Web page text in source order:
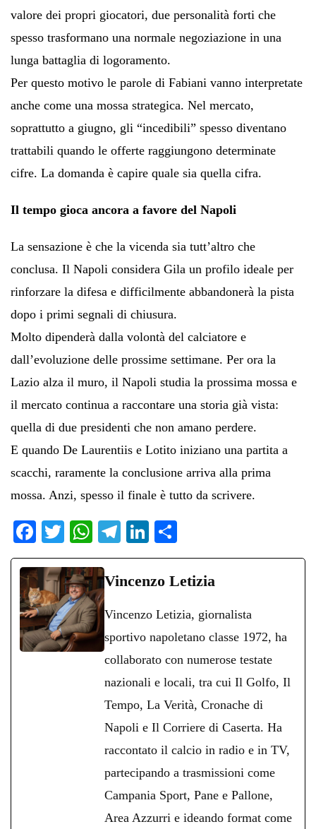
valore dei propri giocatori, due personalità forti che
spesso trasformano una normale negoziazione in una
lunga battaglia di logoramento.
Per questo motivo le parole di Fabiani vanno interpretate
anche come una mossa strategica. Nel mercato,
soprattutto a giugno, gli “incedibili” spesso diventano
trattabili quando le offerte raggiungono determinate
cifre. La domanda è capire quale sia quella cifra.
Il tempo gioca ancora a favore del Napoli
La sensazione è che la vicenda sia tutt’altro che
conclusa. Il Napoli considera Gila un profilo ideale per
rinforzare la difesa e difficilmente abbandonerà la pista
dopo i primi segnali di chiusura.
Molto dipenderà dalla volontà del calciatore e
dall’evoluzione delle prossime settimane. Per ora la
Lazio alza il muro, il Napoli studia la prossima mossa e
il mercato continua a raccontare una storia già vista:
quella di due presidenti che non amano perdere.
E quando De Laurentiis e Lotito iniziano una partita a
scacchi, raramente la conclusione arriva alla prima
mossa. Anzi, spesso il finale è tutto da scrivere.
Fa
ce
bo
ok
T
wi
tte
r
W
ha
ts
A
pp
Te
le
gr
m
Li
nk
ed
on
di
di
Vincenzo Letizia
Vincenzo Letizia, giornalista
sportivo napoletano classe 1972, ha
collaborato con numerose testate
nazionali e locali, tra cui Il Golfo, Il
Tempo, La Verità, Cronache di
Napoli e Il Corriere di Caserta. Ha
raccontato il calcio in radio e in TV,
partecipando a trasmissioni come
Campania Sport, Pane e Pallone,
Area Azzurri e ideando format come